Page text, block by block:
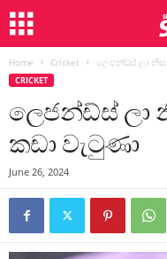
Home Cricket ලෙජන්ඩ්ස් ලා නිසා
CRICKET
ලෙජන්ඩ්ස් ලා
කඩා වැටුණා
June 26, 2024